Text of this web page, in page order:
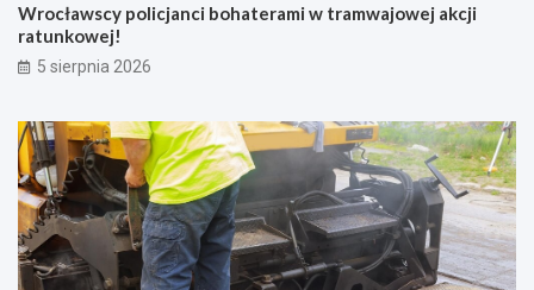
Wrocławscy policjanci bohaterami w tramwajowej akcji
ratunkowej!
5 sierpnia 2026